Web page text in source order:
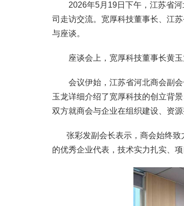
2026年5月19日下午，江苏省河
司走访交流。宽厚科技董事长、江
与座谈。
座谈会上，宽厚科技董事长黄玉
会议伊始，江苏省河北商会副会
玉龙详细介绍了宽厚科技的创立背
双方就商会与企业在组织建设、资
张彩发副会长表示，商会始终致
的优秀企业代表，技术实力扎实、